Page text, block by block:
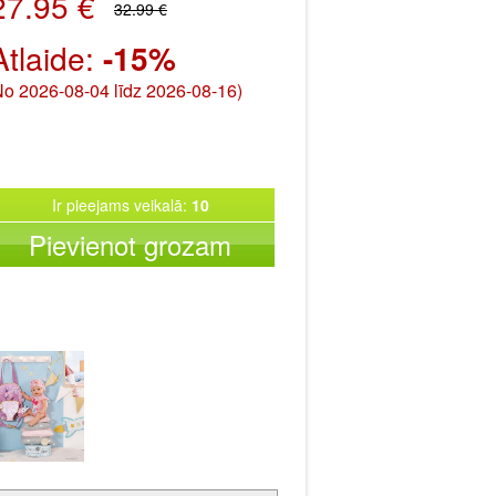
32.99 €
-15%
2026-08-04 līdz 2026-08-16)
Ir pieejams veikalā: 10
Pievienot grozam